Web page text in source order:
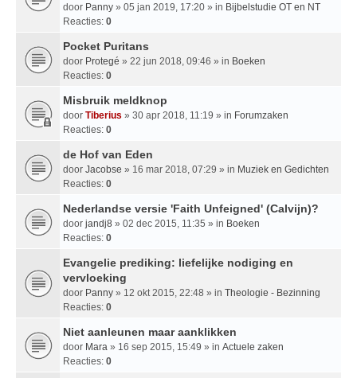
door Panny » 05 jan 2019, 17:20 » in Bijbelstudie OT en NT
Reacties: 0
Pocket Puritans
door Protegé » 22 jun 2018, 09:46 » in Boeken
Reacties: 0
Misbruik meldknop
door Tiberius » 30 apr 2018, 11:19 » in Forumzaken
Reacties: 0
de Hof van Eden
door Jacobse » 16 mar 2018, 07:29 » in Muziek en Gedichten
Reacties: 0
Nederlandse versie 'Faith Unfeigned' (Calvijn)?
door jandj8 » 02 dec 2015, 11:35 » in Boeken
Reacties: 0
Evangelie prediking: liefelijke nodiging en
vervloeking
door Panny » 12 okt 2015, 22:48 » in Theologie - Bezinning
Reacties: 0
Niet aanleunen maar aanklikken
door Mara » 16 sep 2015, 15:49 » in Actuele zaken
Reacties: 0